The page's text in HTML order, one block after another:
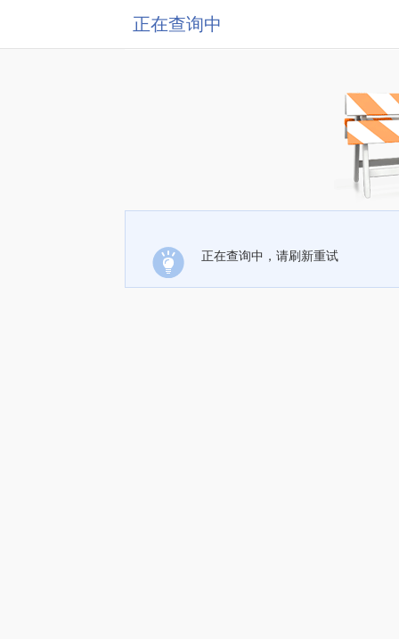
正在查询中
正在查询中，请刷新重试